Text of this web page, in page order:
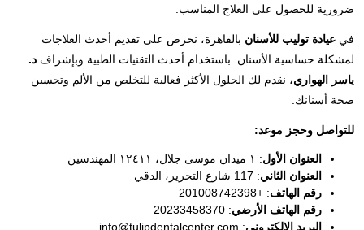
ضرورية للحصول على العلاج المناسب.
في عيادة توليب للأسنان بالقاهرة، نحرص على تقديم أحدث العلاجات
لمشكلة حساسية الأسنان. باستخدام أحدث التقنيات الطبية وبإشراف د.
ياسر الهواري، نقدم لك الحلول الأكثر فعالية للتخلص من الألم وتحسين
صحة أسنانك.
للتواصل وحجز موعد:
العنوان الأول: ١ ميدان موسى جلال، ١٢٤١١ المهندسين
العنوان الثاني: 117 شارع التحرير، الدقي
رقم الهاتف: +201008742398
رقم الهاتف الأرضي: 20233458370
البريد الإلكتروني:
info@tulipdentalcenter.com